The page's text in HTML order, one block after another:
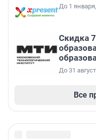
До 1
Скидка
До 31
Все